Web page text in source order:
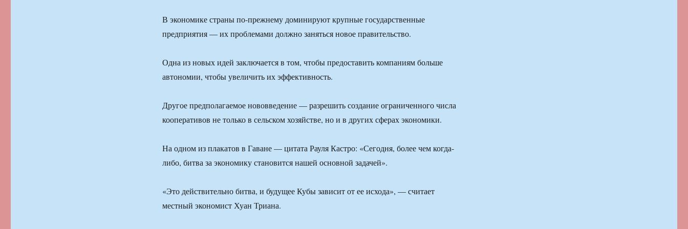
В экономике страны по-прежнему доминируют крупные государственные
предприятия — их проблемами должно заняться новое правительство.
Одна из новых идей заключается в том, чтобы предоставить компаниям больше
автономии, чтобы увеличить их эффективность.
Другое предполагаемое нововведение — разрешить создание ограниченного числа
кооперативов не только в сельском хозяйстве, но и в других сферах экономики.
На одном из плакатов в Гаване — цитата Рауля Кастро: «Сегодня, более чем когда-
либо, битва за экономику становится нашей основной задачей».
«Это действительно битва, и будущее Кубы зависит от ее исхода», — считает
местный экономист Хуан Триана.